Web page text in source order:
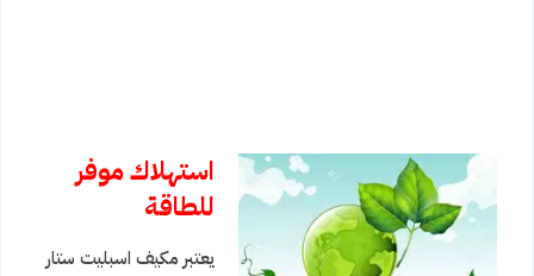
استهلاك موفر
للطاقة
يعتبر مكيف اسبليت ستار